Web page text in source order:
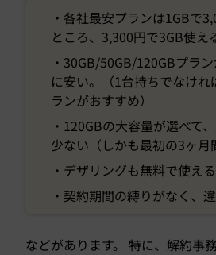
・各社最安プランは1GBで
ところ、3,300円で3GB使え
・30GB/50GB/120GBプラ
に安い。（1台持ちでなけ
ランがおすすめ）
・120GBの大容量が選べて
少ない（しかも最初の3ヶ月
・デザリングも無料で使える
・契約期間の縛りがなく、
などがあります。 特に、解約事